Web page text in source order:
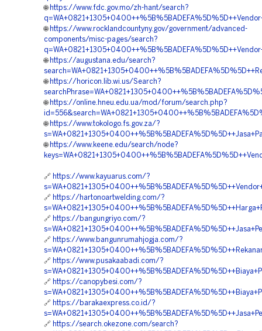
🌐 https://www.fdc.gov.mo/zh-hant/search?
🌐 https://www.rocklandcountyny.gov/government/advanced-
components/misc-pages/search?
🌐 https://augustana.edu/search?
🌐 https://horicon.lib.wi.us/Search?
🌐 https://online.hneu.edu.ua/mod/forum/search.php?
🌐 https://www.tokologo.fs.gov.za/?
🌐 https://www.keene.edu/search/node?
🔗 https://www.kayuarus.com/?
🔗 https://hartonoartwelding.com/?
🔗 https://bangungriyo.com/?
🔗 https://www.bangunrumahjogja.com/?
🔗 https://www.pusakaabadi.com/?
🔗 https://canopybesi.com/?
🔗 https://barakaexpress.co.id/?
🔗 https://search.okezone.com/search?